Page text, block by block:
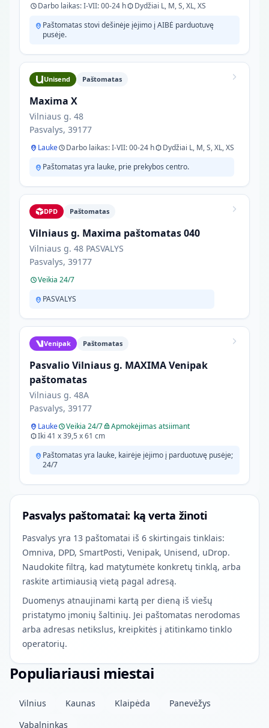
Darbo laikas: I-VII: 00-24 h
Dydžiai L, M, S, XL, XS
Paštomatas stovi dešinėje įėjimo į AIBĖ parduotuvę
pusėje.
Unisend Paštomatas
Maxima X
Vilniaus g. 48
Pasvalys, 39177
Lauke Darbo laikas: I-VII: 00-24 h
Dydžiai L, M, S, XL, XS
Paštomatas yra lauke, prie prekybos centro.
DPD Paštomatas
Vilniaus g. Maxima paštomatas 040
Vilniaus g. 48 PASVALYS
Pasvalys, 39177
Veikia 24/7
PASVALYS
Venipak Paštomatas
Pasvalio Vilniaus g. MAXIMA Venipak
paštomatas
Vilniaus g. 48A
Pasvalys, 39177
Lauke Veikia 24/7
Apmokėjimas atsiimant
Iki 41 x 39,5 x 61 cm
Paštomatas yra lauke, kairėje įėjimo į parduotuvę pusėje;
24/7
Pasvalys paštomatai: ką verta žinoti
Pasvalys yra 13 paštomatai iš 6 skirtingais tinklais:
Omniva, DPD, SmartPosti, Venipak, Unisend, uDrop.
Naudokite filtrą, kad matytumėte konkretų tinklą, arba
raskite artimiausią vietą pagal adresą.
Duomenys atnaujinami kartą per dieną iš viešų
pristatymo įmonių šaltinių. Jei paštomatas nerodomas
arba adresas netikslus, kreipkitės į atitinkamo tinklo
operatorių.
Populiariausi miestai
Vilnius Kaunas Klaipėda
Panevėžys
Vabalninkas